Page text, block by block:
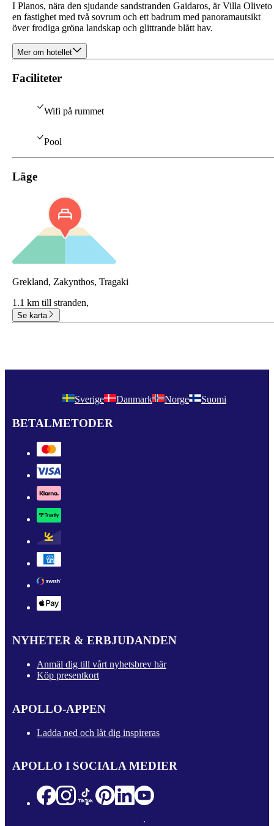
I Planos, nära den sjudande sandstranden Gaidaros, är Villa Oliveto
en fastighet med två sovrum och ett badrum med panoramautsikt
över frodiga gröna landskap och glittrande blått hav.
Mer om hotellet
Faciliteter
Wifi på rummet
Pool
Läge
Grekland, Zakynthos, Tragaki
1.1 km till stranden,
Se karta
Sverige Danmark Norge Suomi
BETALMETODER
NYHETER & ERBJUDANDEN
Anmäl dig till vårt nyhetsbrev här
Köp presentkort
APOLLO-APPEN
Ladda ned och låt dig inspireras
APOLLO I SOCIALA MEDIER